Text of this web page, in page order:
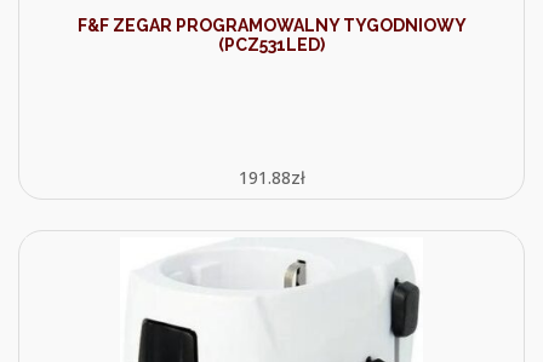
F&F ZEGAR PROGRAMOWALNY TYGODNIOWY
(PCZ531LED)
191.88zł